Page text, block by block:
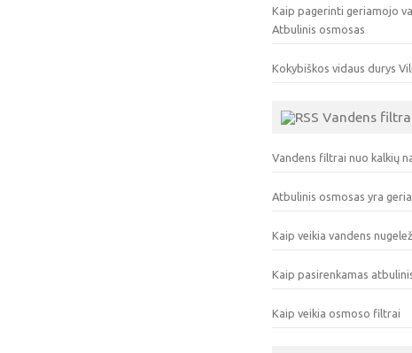
Kaip pagerinti geriamojo
Atbulinis osmosas
Kokybiškos vidaus durys
Vandens
Vandens filtrai nuo kalkių
Atbulinis osmosas yra
Kaip veikia vandens
Kaip pasirenkamas
Kaip veikia osmoso filtrai